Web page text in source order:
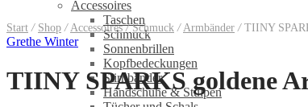
Accessoires
Taschen
Schmuck
Sonnenbrillen
Kopfbedeckungen
Stirnbänder
Handschuhe & Stulpen
Start / Shop / Accessoires / Schmuck / Armbänder /TIINY
Grethe Winter
TIINY SPARKS goldene